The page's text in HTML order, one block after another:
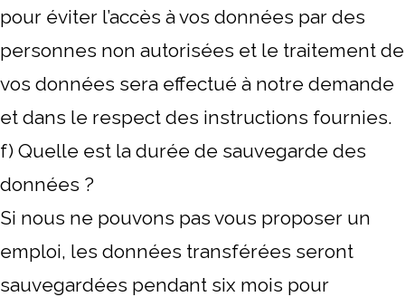
pour éviter l’accès à vos données par des
personnes non autorisées et le traitement de
vos données sera effectué à notre demande
et dans le respect des instructions fournies.
f) Quelle est la durée de sauvegarde des
données ?
Si nous ne pouvons pas vous proposer un
emploi, les données transférées seront
sauvegardées pendant six mois pour